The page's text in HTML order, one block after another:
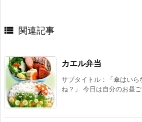
 関連記事
カエル弁当
サブタイトル：「傘はいら
ね？」 今日は自分のお昼